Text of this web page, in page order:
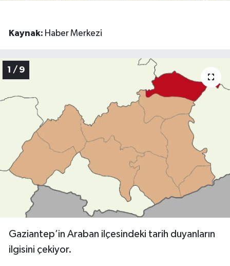
Kaynak: Haber Merkezi
1 / 9
Gaziantep’in Araban ilçesindeki tarih duyanların
ilgisini çekiyor.
Spor
Teknoloji
Video Haber
Yaşam
Yeme-İçme
Yemek